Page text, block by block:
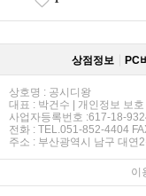
상점정보 PC
상호명 : 공시디왕
대표 : 박건수 | 개인정보 보
사업자등록번호 :617-18-
전화 : TEL.051-852-4404
주소 : 부산광역시 남구 대연
이